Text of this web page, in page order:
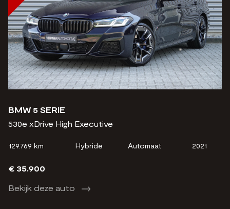
BMW 5 SERIE
530e xDrive High Executive
129.769 km Hybride Automaat 2021
€ 35.900
Bekijk deze auto